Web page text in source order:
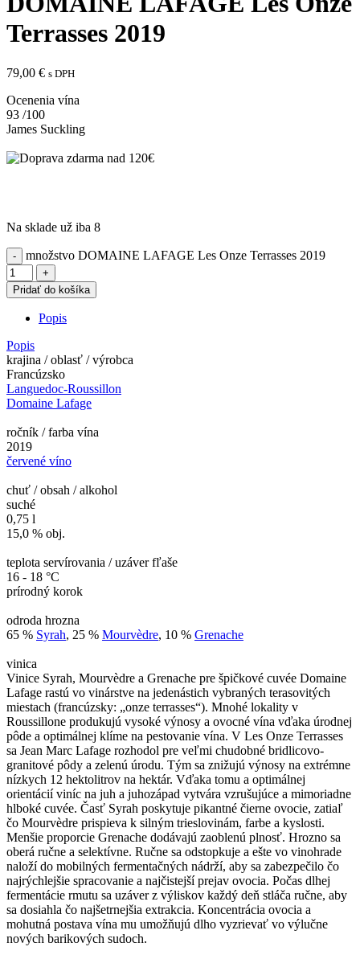
Terrasses 2019
79,00 € s DPH
Ocenenia vína
93 /100
James Suckling
Na sklade už iba 8
množstvo DOMAINE LAFAGE Les Onze Terrasses 2019
Pridať do košíka
Popis
Popis
krajina / oblasť / výrobca
Francúzsko
Languedoc-Roussillon
Domaine Lafage
ročník / farba vína
2019
červené víno
chuť / obsah / alkohol
suché
0,75 l
15,0 % obj.
teplota servírovania / uzáver fľaše
16 - 18 °C
prírodný korok
odroda hrozna
65 % Syrah, 25 % Mourvèdre, 10 % Grenache
vinica
Vinice Syrah, Mourvèdre a Grenache pre špičkové cuvée Domaine
Lafage rastú vo vinárstve na jedenástich vybraných terasovitých
miestach (francúzsky: „onze terrasses“). Mnohé lokality v
Roussillone produkujú vysoké výnosy a ovocné vína vďaka úrodnej
pôde a optimálnej klíme na pestovanie vína. V Les Onze Terrasses
sa Jean Marc Lafage rozhodol pre veľmi chudobné bridlicovo-
granitové pôdy a zelenú úrodu. Tým sa znižujú výnosy na extrémne
nízkych 12 hektolitrov na hektár. Vďaka tomu a optimálnej
orientácií viníc na juh a juhozápad vytvára vzrušujúce a mimoriadne
hlboké cuvée. Časť Syrah poskytuje pikantné čierne ovocie, zatiaľ
čo Mourvèdre prispieva k silným trieslovinám, farbe a kyslosti.
Menšie proporcie Grenache dodávajú zaoblenú plnosť. Hrozno sa
oberá ručne a selektívne. Ručne sa odstopkuje a ešte vo vinohrade
naloží do mobilných fermentačných nádrží, aby sa zabezpečilo čo
najrýchlejšie spracovanie a najčistejší prejav ovocia. Počas dlhej
fermentácie rmutu sa uzáver z výliskov každý deň stláča ručne, aby
sa dosiahla čo najšetrnejšia extrakcia. Koncentrácia ovocia a
mohutná postava vína mu umožňujú dlho vyzrievať vo výlučne
nových barikových sudoch.